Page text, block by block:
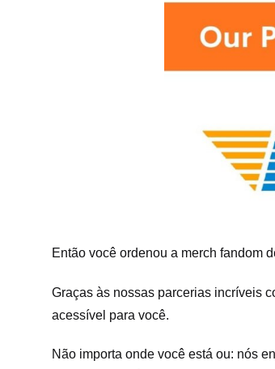
Então você ordenou a merch fandom
Graças às nossas parcerias incríveis
acessível para você.
Não importa onde você está ou: nós